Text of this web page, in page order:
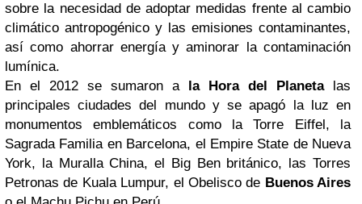
sobre la necesidad de adoptar medidas frente al cambio
climático antropogénico y las emisiones contaminantes,
así como ahorrar energía y aminorar la contaminación
lumínica.
En el 2012 se sumaron a la Hora del Planetalas
principales ciudades del mundo y se apagó la luz en
monumentos emblemáticos como la Torre Eiffel, la
Sagrada Familia en Barcelona, el Empire State de Nueva
York, la Muralla China, el Big Ben británico, las Torres
Petronas de Kuala Lumpur, el Obelisco de Buenos Aires